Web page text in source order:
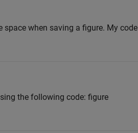
when saving a figure. My code
the following code: figure